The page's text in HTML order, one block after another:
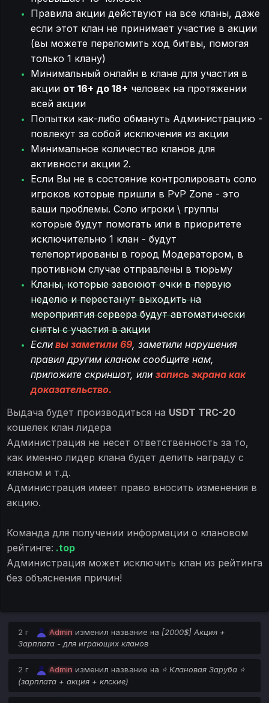
Правила акции действуют на все кланы, даже
если этот клан не принимает участие в акции
(вы можете переломить ход битвы, помогая
только 1 клану)
Минимальный онлайн в клане для участия в
акции от 16+ до 18+ человек на протяжении
всей акции
Попытки как-либо обмануть Администрацию -
повлекут за собой исключения из акции
Минимальное количество кланов для
активности акции 2.
Если Вы не в состояние контролировать соло
игроков которые пришли в PvP Zone - это
ваши проблемы. Соло игроки \ группы
которые будут помогать или в приоритете
исключительно 1 клан - будут
телепортированы в город Модератором, в
противном случае отправлены в тюрьму
Кланы, которые завоюют очки в первую
неделю и перестанут выходить на
мероприятия сервера будут автоматически
сняты с участия в акции
Если вы заметили 69, заметили нарушения
правил другим кланом сообщите нам,
приложите скриншот, или запись экрана как
доказательство.
Выдача будет производиться на USDT TRC-20
кошелек клан лидера
Администрация не несет ответственность за то,
как именно лидер клана будет делить награду с
кланом и т.д.
Администрация имеет право вносить изменения в
акцию.
Команда для получении информации о клановом
рейтинге: .top
Администрация может исключить клан из рейтинга
без объяснения причин!
2 г Admin изменил название на [2000$] Акция +
Зарплата - для играющих кланов
2 г Admin изменил название на ⭐ Клановая Заруба ⭐
(зарплата + акция + клские)